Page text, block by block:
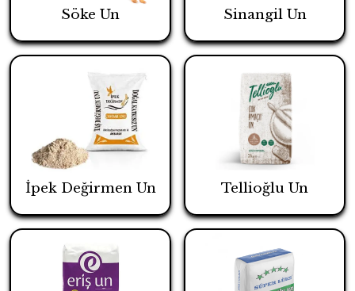
Söke Un Sinangil Un
İpek Değirmen Un Tellioğlu Un